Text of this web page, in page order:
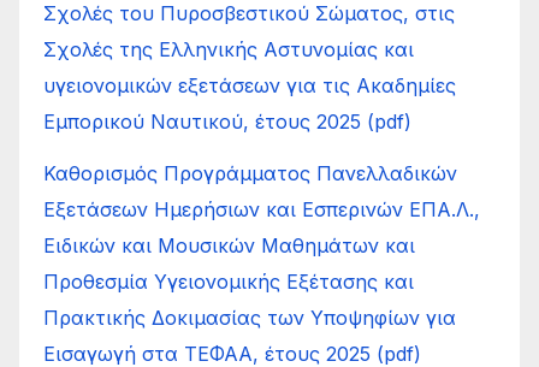
Σχολές του Πυροσβεστικού Σώματος, στις
Σχολές της Ελληνικής Αστυνομίας και
υγειονομικών εξετάσεων για τις Ακαδημίες
Εμπορικού Ναυτικού, έτους 2025 (pdf)
Καθορισμός Προγράμματος Πανελλαδικών
Εξετάσεων Ημερήσιων και Εσπερινών ΕΠΑ.Λ.,
Ειδικών και Μουσικών Μαθημάτων και
Προθεσμία Υγειονομικής Εξέτασης και
Πρακτικής Δοκιμασίας των Υποψηφίων για
Εισαγωγή στα ΤΕΦΑΑ, έτους 2025 (pdf)